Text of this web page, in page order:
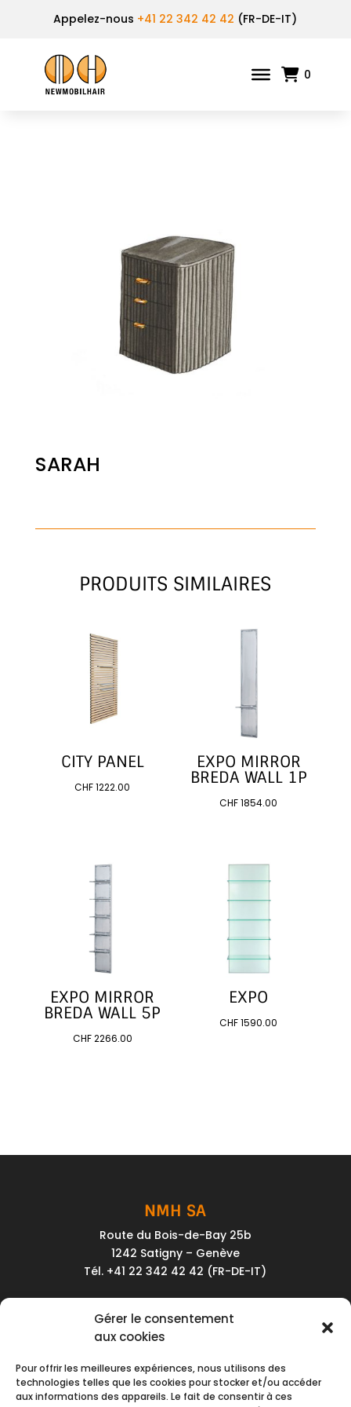
Gérer le consentement
aux cookies
Pour offrir les meilleures expériences, nous utilisons des
technologies telles que les cookies pour stocker et/ou accéder
aux informations des appareils. Le fait de consentir à ces
Appelez-nous +41 22 342 42 42 (FR-DE-IT)
0
SARAH
PRODUITS SIMILAIRES
CITY PANEL
CHF1222.00
EXPO MIRROR
BREDA WALL 1P
CHF1854.00
EXPO MIRROR
BREDA WALL 5P
CHF2266.00
EXPO
CHF1590.00
NMH SA
Route du Bois-de-Bay 25b
1242 Satigny – Genève
Tél. +41 22 342 42 42 (FR-DE-IT)
Service client
Conditions générales de vente
Impressum
Nous contacter